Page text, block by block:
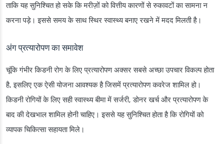
ताकि यह सुनिश्चित हो सके कि मरीज़ों को वित्तीय कारणों से रुकावटों का सामना न
करना पड़े। इससे समय के साथ स्थिर स्वास्थ्य बनाए रखने में मदद मिलती है।
अंग प्रत्यारोपण का समावेश
चूंकि गंभीर किडनी रोग के लिए प्रत्यारोपण अक्सर सबसे अच्छा उपचार विकल्प होता
है, इसलिए एक ऐसी योजना आवश्यक है जिसमें प्रत्यारोपण कवरेज शामिल हो।
किडनी रोगियों के लिए सही स्वास्थ्य बीमा में सर्जरी, डोनर खर्च और प्रत्यारोपण के
बाद की देखभाल शामिल होनी चाहिए। इससे यह सुनिश्चित होता है कि रोगियों को
व्यापक चिकित्सा सहायता मिले।